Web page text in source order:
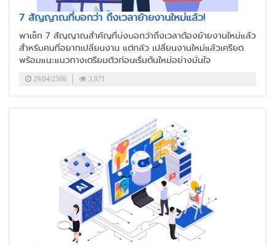
7 สัญญาณที่บอกว่า ถึงเวลาย้ายงานใหม่แล้ว!
พาเช็ก 7 สัญญาณสำคัญที่บ่งบอกว่าถึงเวลาต้องย้ายงานใหม่แล้ว
สำหรับคนที่อยากเปลี่ยนงาน แต่กลัว เปลี่ยนงานใหม่แล้วเครียด
พร้อมแนะแนวทางเตรียมตัวก่อนเริ่มต้นใหม่อย่างมั่นใจ
29/04/2568 3,871